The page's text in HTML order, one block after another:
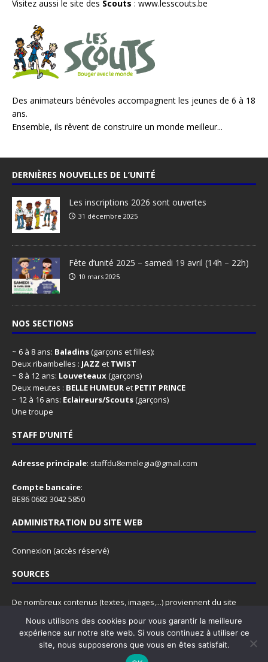
Visitez aussi le site des Scouts : www.lesscouts.be
Des animateurs bénévoles accompagnent les jeunes de 6 à 18
ans.
Ensemble, ils rêvent de construire un monde meilleur...
DERNIÈRES NOUVELLES DE L’UNITÉ
Les inscriptions 2026 sont ouvertes
31 décembre 2025
Fête d’unité 2025 – samedi 19 avril (14h – 22h)
10 mars 2025
NOS SECTIONS
~ 6 à 8 ans: Baladins(garçons et filles):
Deux ribambelles : JAZZ et TWIST
~ 8 à 12 ans: Louveteaux(garçons)
Deux meutes : BELLE HUMEURet PETIT PRINCE
~ 12 à 16 ans: Eclaireurs/Scouts(garçons)
Une troupe
STAFF D’UNITÉ
Adresse principale: staffdu8emelegia@gmail.com
Compte bancaire:
BE86 0682 3042 5850
ADMINISTRATION DU SITE WEB
Connexion (accès réservé)
SOURCES
De nombreux contenus (textes, images,...) proviennent du site
N'hésitez pas à y faire un tour, ce site est rempli d'informations
super utiles, pour les animateurs comme pour les animés.
Nous utilisons des cookies pour vous garantir la meilleure
expérience sur notre site web. Si vous continuez à utiliser ce
site, nous supposerons que vous en êtes satisfait.